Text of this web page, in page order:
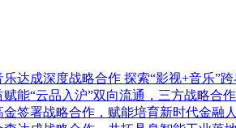
达成深度战略合作 探索“影视+音乐”
能“云品入沪”双向流通，三方战略合
签署战略合作，赋能培育新时代金融